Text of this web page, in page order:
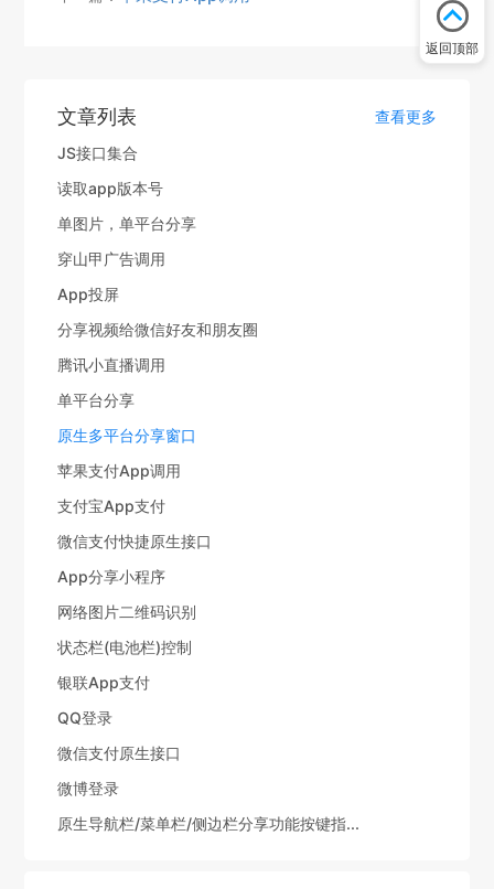
文章列表
查看更多
JS接口集合
读取app版本号
单图片，单平台分享
穿山甲广告调用
App投屏
分享视频给微信好友和朋友圈
腾讯小直播调用
单平台分享
原生多平台分享窗口
苹果支付App调用
支付宝App支付
微信支付快捷原生接口
App分享小程序
网络图片二维码识别
状态栏(电池栏)控制
银联App支付
QQ登录
微信支付原生接口
微博登录
原生导航栏/菜单栏/侧边栏分享功能按键指...
返回顶部